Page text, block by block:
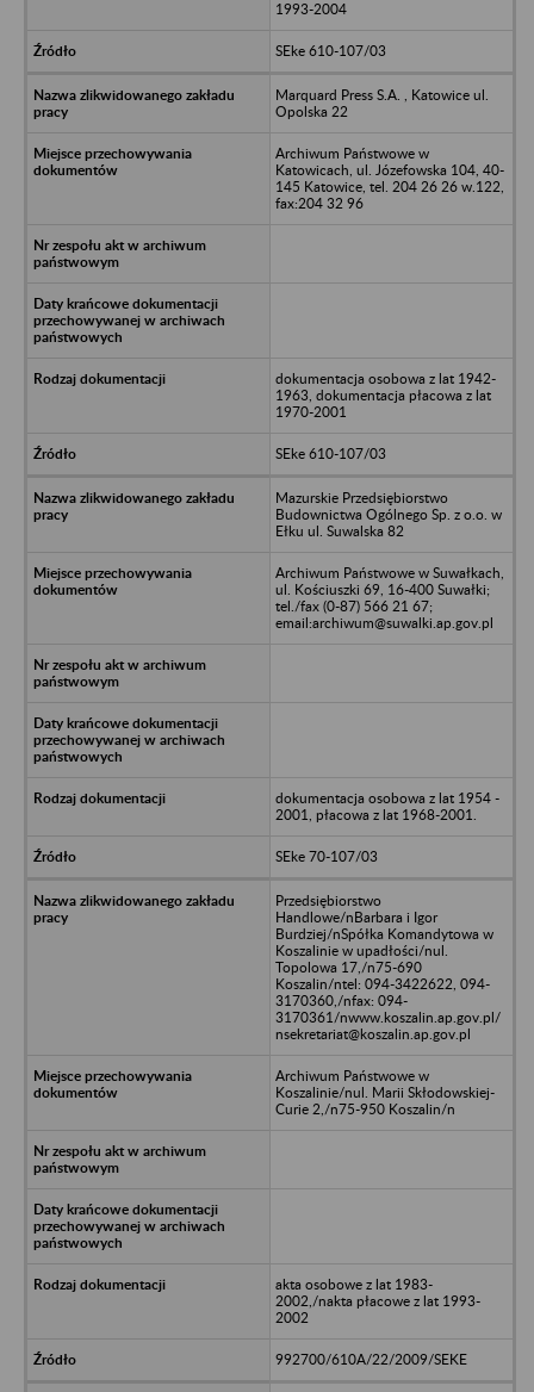
1993-2004
SEke 610-107/03
Marquard Press S.A. , Katowice ul.
Opolska 22
Archiwum Państwowe w
Katowicach, ul. Józefowska 104, 40-
145 Katowice, tel. 204 26 26 w.122,
fax:204 32 96
dokumentacja osobowa z lat 1942-
1963, dokumentacja płacowa z lat
1970-2001
SEke 610-107/03
Mazurskie Przedsiębiorstwo
Budownictwa Ogólnego Sp. z o.o. w
Ełku ul. Suwalska 82
Archiwum Państwowe w Suwałkach,
ul. Kościuszki 69, 16-400 Suwałki;
tel./fax (0-87) 566 21 67;
email:archiwum@suwalki.ap.gov.pl
dokumentacja osobowa z lat 1954 -
2001, płacowa z lat 1968-2001.
SEke 70-107/03
Przedsiębiorstwo
Handlowe/nBarbara i Igor
Burdziej/nSpółka Komandytowa w
Koszalinie w upadłości/nul.
Topolowa 17,/n75-690
Koszalin/ntel: 094-3422622, 094-
3170360,/nfax: 094-
3170361/nwww.koszalin.ap.gov.pl/
nsekretariat@koszalin.ap.gov.pl
Archiwum Państwowe w
Koszalinie/nul. Marii Skłodowskiej-
Curie 2,/n75-950 Koszalin/n
akta osobowe z lat 1983-
2002,/nakta płacowe z lat 1993-
2002
992700/610A/22/2009/SEKE